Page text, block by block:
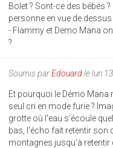
Bolet ? Sont-ce des bébés
personne en vue de dessus
- Flammy et Demo Mana
?
Soumis parEdouardle lun
Et pourquoi le Démo Mana
seul cri en mode furie ?
grotte où l'eau s'écoule
bas, l'écho fait retentir son
montagnes jusqu'à retentir